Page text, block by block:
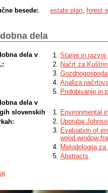
besede:
estate plan forest
dela
dela v
Stanje in razvoj
Načrt za
Analiza
Pridobivanje in
dela v
slovenskih
Environmental
Uporaba
Evaluation of
wood window
Metodologija
Abstracts